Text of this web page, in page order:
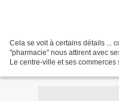
Cela se voit à certains détails ...
"pharmacie" nous attirent avec
Le centre-ville et ses